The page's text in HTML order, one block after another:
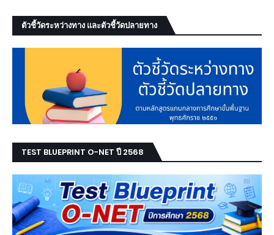
ตัวชี้วัดระหว่างทาง และตัวชี้วัดปลายทาง
TEST BLUEPRINT O-NET ปี 2568